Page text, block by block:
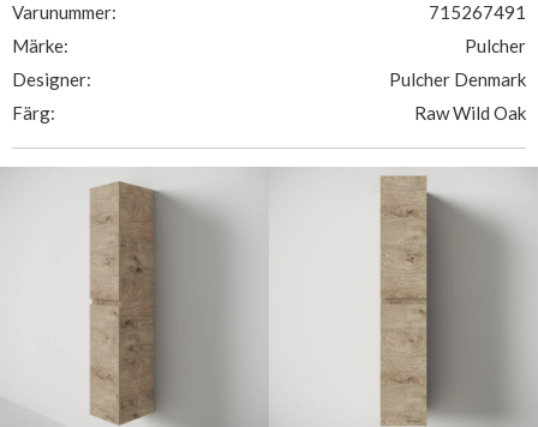
Varunummer:
715267491
Märke:
Pulcher
Designer:
Pulcher Denmark
Färg:
Raw Wild Oak